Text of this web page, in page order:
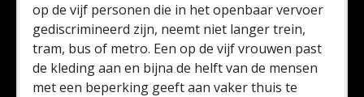
op de vijf personen die in het openbaar vervoer
gediscrimineerd zijn, neemt niet langer trein,
tram, bus of metro. Een op de vijf vrouwen past
de kleding aan en bijna de helft van de mensen
met een beperking geeft aan vaker thuis te